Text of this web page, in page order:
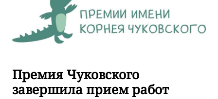
Премия Чуковского
завершила прием работ